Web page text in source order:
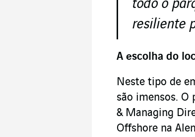
todo o
resiliente
A escolha do
Neste tipo de
são imensos. O
& Managing
Offshore na